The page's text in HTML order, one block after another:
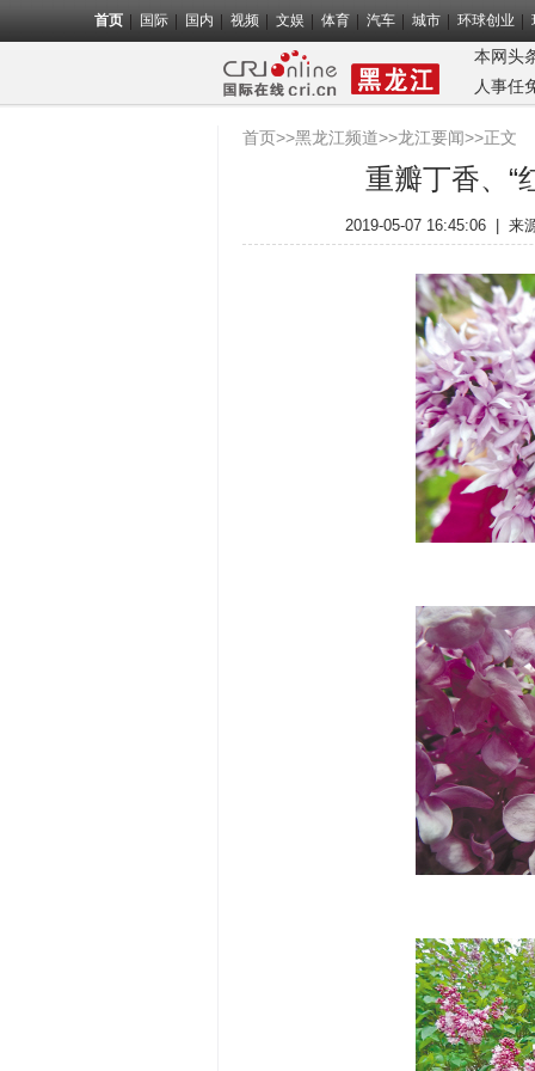
首页 国际 国内 视频 文娱 体育 汽车 城市 环球创业
本网头
人事任
首页>>黑龙江频道>>龙江要闻>>正文
重瓣丁香、“
2019-05-07 16:45:06 来